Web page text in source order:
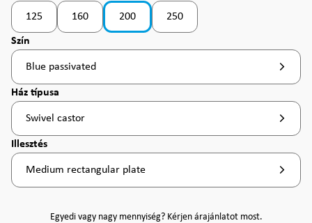
125
(Ez az opció jelenleg nem érhető el. )
160
(Ez az opció jelenleg nem érhető el. )
200 250
Válasszon
Szín
Blue passivated
Válasszon
Ház típusa
Swivel castor
Válasszon
Illesztés
Medium rectangular plate
Egyedi vagy nagy mennyiség? Kérjen árajánlatot most.